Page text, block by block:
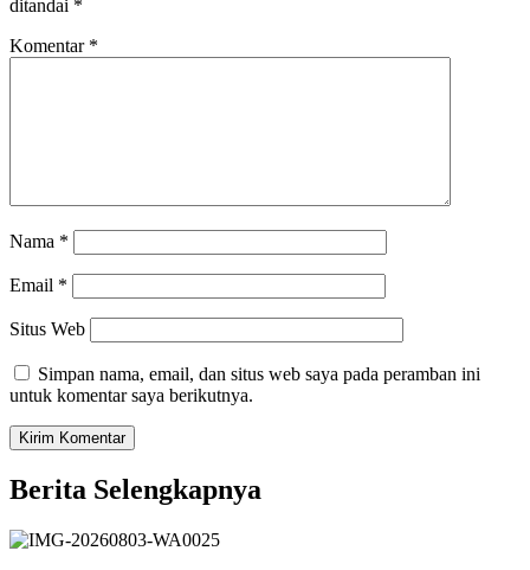
ditandai *
Komentar *
Nama *
Email *
Situs Web
Simpan nama, email, dan situs web saya pada peramban ini
untuk komentar saya berikutnya.
Berita Selengkapnya